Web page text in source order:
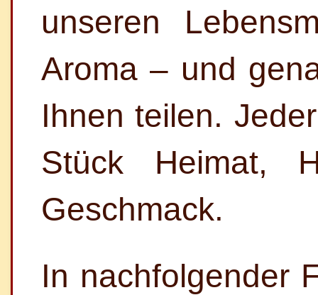
unseren
Aroma – und
Ihnen teilen.
Stück Heimat,
Geschmack.
In nachfolgender